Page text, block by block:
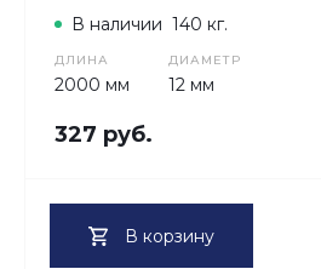
ДЛИНА
2000 мм
ДИАМЕТР
12 мм
В наличии 140 кг.
327 руб.
В корзину